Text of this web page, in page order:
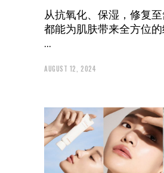
从抗氧化、保湿，修复
都能为肌肤带来全方位的
AUGUST 12, 2024